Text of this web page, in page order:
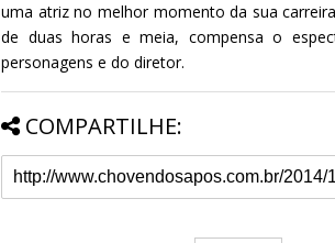
uma atriz no melhor momento da sua
de duas horas e meia, compensa o
personagens e do diretor.
COMPARTILHE: